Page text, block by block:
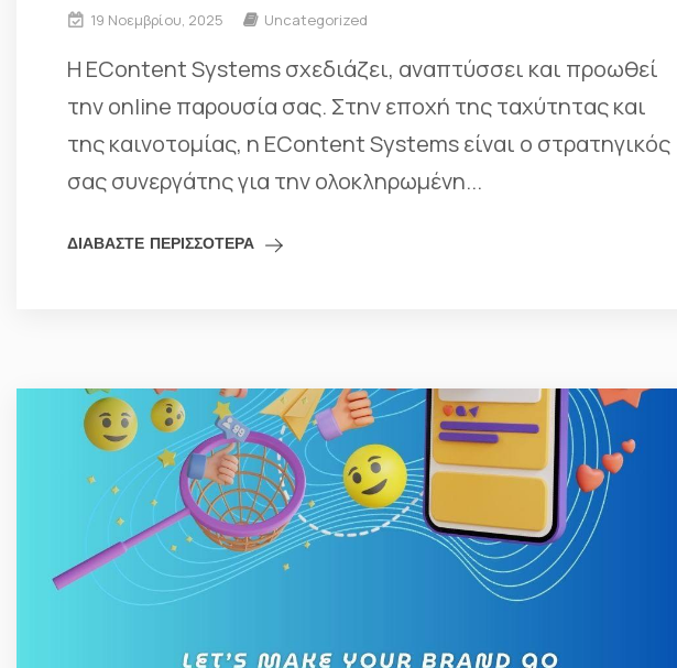
19 Νοεμβρίου, 2025 Uncategorized
H EContent Systems σχεδιάζει, αναπτύσσει και προωθεί
την online παρουσία σας. Στην εποχή της ταχύτητας και
της καινοτομίας, η EContent Systems είναι ο στρατηγικός
σας συνεργάτης για την ολοκληρωμένη...
ΔΙΑΒΑΣΤΕ ΠΕΡΙΣΣΟΤΕΡΑ